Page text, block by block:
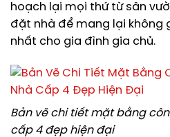
hoạch lại mọi thứ từ sân
đặt nhà để mang lại không
nhất cho gia đình gia chủ.
Bản vẽ chi tiết mặt bằng
cấp 4 đẹp hiện đại